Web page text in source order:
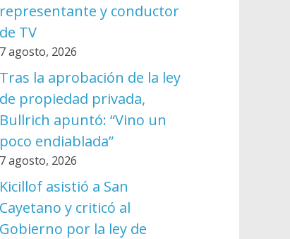
representante y conductor
de TV
7 agosto, 2026
Tras la aprobación de la ley
de propiedad privada,
Bullrich apuntó: “Vino un
poco endiablada”
7 agosto, 2026
Kicillof asistió a San
Cayetano y criticó al
Gobierno por la ley de